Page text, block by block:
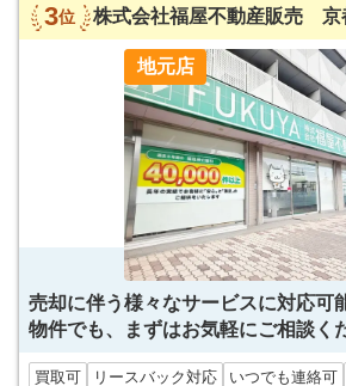
3位 株式会社福屋不動産販売 京
地元店
売却に伴う様々なサービスに対応可
物件でも、まずはお気軽にご相談く
買取可 リースバック対応 いつでも連絡可